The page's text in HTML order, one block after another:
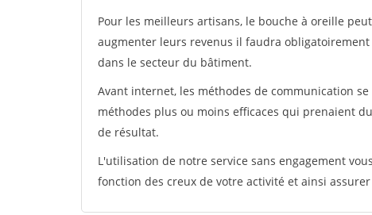
Pour les meilleurs artisans, le bouche à oreille
augmenter leurs revenus il faudra
dans le secteur du bâtiment.
Avant internet, les méthodes de communication
méthodes plus ou moins efficaces qui prenaient
de résultat.
L'utilisation de notre service sans engagement
fonction des creux de votre activité et ainsi